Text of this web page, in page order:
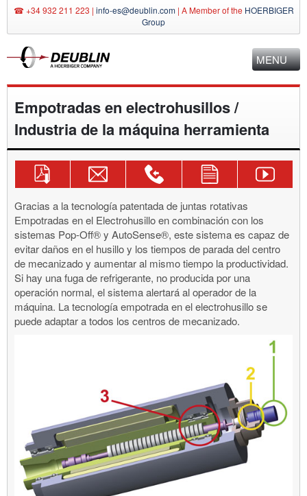
☎ +34 932 211 223 | info-es@deublin.com | A Member of the HOERBIGER
Group
MENU
Empotradas en electrohusillos /
Industria de la máquina herramienta
Descargar
Catálogo
Enviar
consulta
e-
mail
info-
es@deublin.com
Consulta
técnica
932
211
223
Formulario
Canal
de
Deublin
Gracias a la tecnología patentada de juntas rotativas
Empotradas en el Electrohusillo en combinación con los
sistemas Pop-Off® y AutoSense®, este sistema es capaz de
evitar daños en el husillo y los tiempos de parada del centro
de mecanizado y aumentar al mismo tiempo la productividad.
Si hay una fuga de refrigerante, no producida por una
operación normal, el sistema alertará al operador de la
máquina. La tecnología empotrada en el electrohusillo se
puede adaptar a todos los centros de mecanizado.